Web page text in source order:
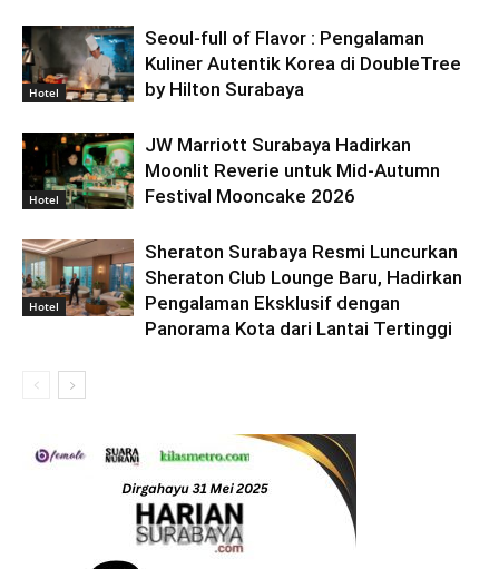
Hotel
Seoul-full of Flavor : Pengalaman
Kuliner Autentik Korea di DoubleTree
by Hilton Surabaya
Hotel
JW Marriott Surabaya Hadirkan
Moonlit Reverie untuk Mid-Autumn
Festival Mooncake 2026
Hotel
Sheraton Surabaya Resmi Luncurkan
Sheraton Club Lounge Baru, Hadirkan
Pengalaman Eksklusif dengan
Panorama Kota dari Lantai Tertinggi